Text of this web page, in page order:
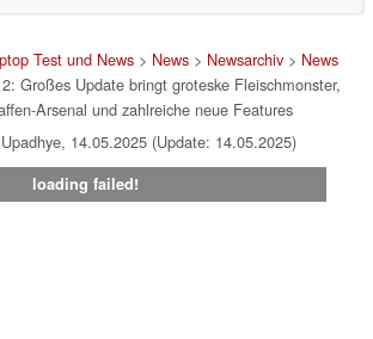
Test und News> News> Newsarchiv> News
Großes Update bringt groteske Fleischmonster,
Arsenal und zahlreiche neue Features
14.05.2025 (Update: 14.05.2025)
loading failed!